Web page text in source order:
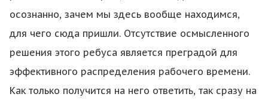
осознанно, зачем мы здесь вообще находимся,
для чего сюда пришли. Отсутствие осмысленного
решения этого ребуса является преградой для
эффективного распределения рабочего времени.
Как только получится на него ответить, так сразу на